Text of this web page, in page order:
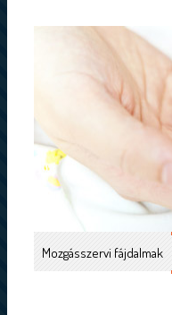
Mozgásszervi fájdalmak